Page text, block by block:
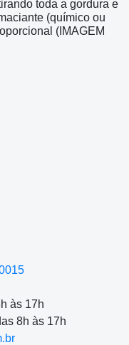
toda a gordura e
(químico ou
(IMAGEM
às 17h
8h às 17h